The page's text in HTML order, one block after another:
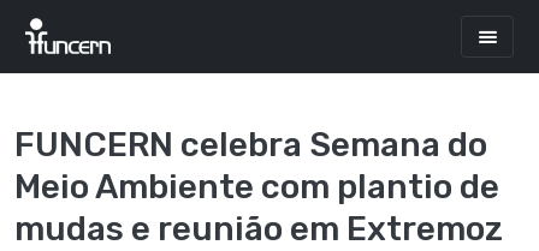
FUNCERN celebra Semana do
Meio Ambiente com plantio de
mudas e reunião em Extremoz